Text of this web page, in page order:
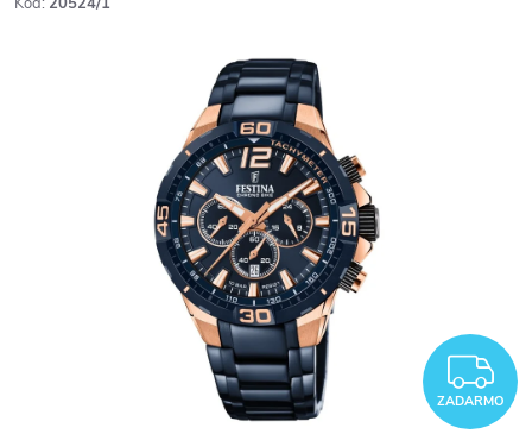
ZADARMO